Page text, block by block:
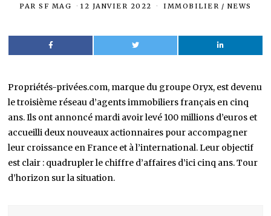
PARSF MAG 12 JANVIER 2022 IMMOBILIER / NEWS
Propriétés-privées.com, marque du groupe Oryx, est devenu
le troisième réseau d’agents immobiliers français en cinq
ans. Ils ont annoncé mardi avoir levé 100 millions d’euros et
accueilli deux nouveaux actionnaires pour accompagner
leur croissance en France et à l’international. Leur objectif
est clair : quadrupler le chiffre d’affaires d’ici cinq ans. Tour
d’horizon sur la situation.